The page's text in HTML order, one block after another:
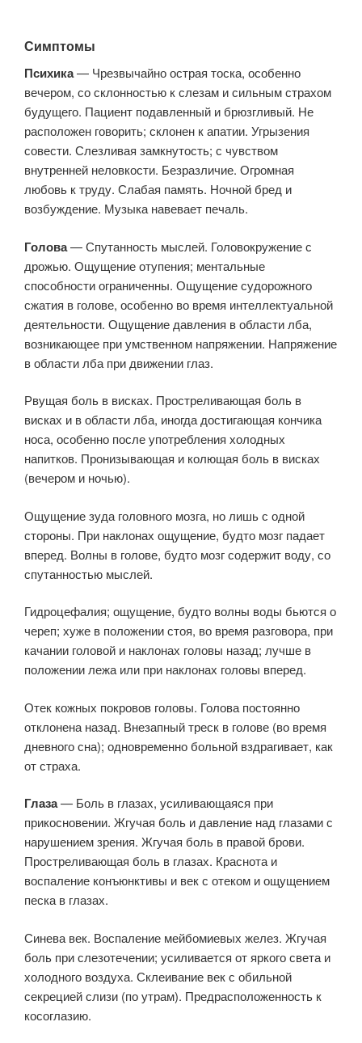
Симптомы
Психика— Чрезвычайно острая тоска, особенно
вечером, со склонностью к слезам и сильным страхом
будущего. Пациент подавленный и брюзгливый. Не
расположен говорить; склонен к апатии. Угрызения
совести. Слезливая замкнутость; с чувством
внутренней неловкости. Безразличие. Огромная
любовь к труду. Слабая память. Ночной бред и
возбуждение. Музыка навевает печаль.
Голова— Спутанность мыслей. Головокружение с
дрожью. Ощущение отупения; ментальные
способности ограниченны. Ощущение судорожного
сжатия в голове, особенно во время интеллектуальной
деятельности. Ощущение давления в области лба,
возникающее при умственном напряжении. Напряжение
в области лба при движении глаз.
Рвущая боль в висках. Простреливающая боль в
висках и в области лба, иногда достигающая кончика
носа, особенно после употребления холодных
напитков. Пронизывающая и колющая боль в висках
(вечером и ночью).
Ощущение зуда головного мозга, но лишь с одной
стороны. При наклонах ощущение, будто мозг падает
вперед. Волны в голове, будто мозг содержит воду, со
спутанностью мыслей.
Гидроцефалия; ощущение, будто волны воды бьются о
череп; хуже в положении стоя, во время разговора, при
качании головой и наклонах головы назад; лучше в
положении лежа или при наклонах головы вперед.
Отек кожных покровов головы. Голова постоянно
отклонена назад. Внезапный треск в голове (во время
дневного сна); одновременно больной вздрагивает, как
от страха.
Глаза— Боль в глазах, усиливающаяся при
прикосновении. Жгучая боль и давление над глазами с
нарушением зрения. Жгучая боль в правой брови.
Простреливающая боль в глазах. Краснота и
воспаление конъюнктивы и век с отеком и ощущением
песка в глазах.
Синева век. Воспаление мейбомиевых желез. Жгучая
боль при слезотечении; усиливается от яркого света и
холодного воздуха. Склеивание век с обильной
секрецией слизи (по утрам). Предрасположенность к
косоглазию.